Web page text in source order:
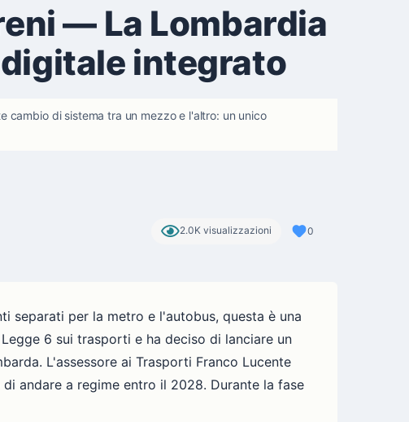
— La Lombardia
integrato
cambio di sistema tra un mezzo e l'altro: un unico
2.0K visualizzazioni 0
separati per la metro e l'autobus, questa è una
6 sui trasporti e ha deciso di lanciare un
L'assessore ai Trasporti Franco Lucente
andare a regime entro il 2028. Durante la fase